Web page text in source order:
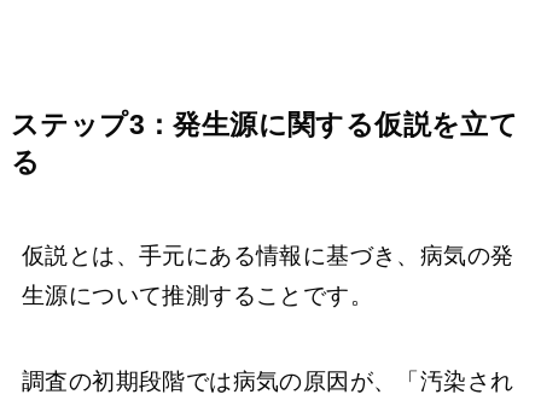
ステップ3：発生源に関する仮説を立て
る
仮説とは、手元にある情報に基づき、病気の発
生源について推測することです。
調査の初期段階では病気の原因が、「汚染され